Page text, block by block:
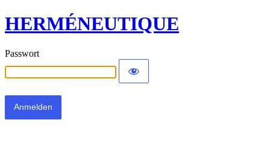
HERMÉNEUTIQUE
Passwort